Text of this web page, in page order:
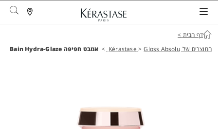
דף הבית >
המוצרים של Kérastase
> Gloss Absolu
> אמבט חפיפה Bain Hydra-Glaze